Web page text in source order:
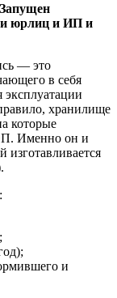
юрлиц и ИП и
— это
в себя
хранилище
которые
Именно он и
изготавливается
и